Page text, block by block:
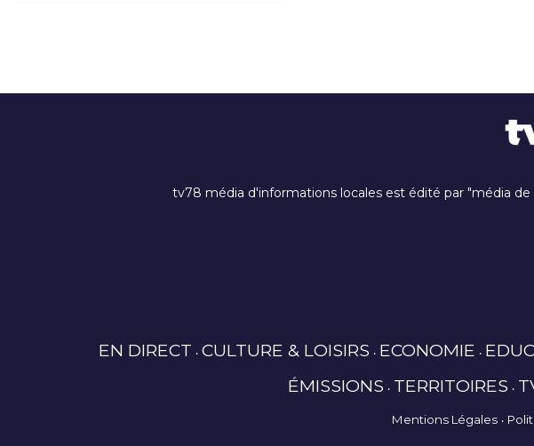
tv78 média d'informations locales est édité par "média de
EN DIRECT CULTURE & LOISIRS ECONOMIE
ÉMISSIONS TERRITOIRES
Mentions Légales